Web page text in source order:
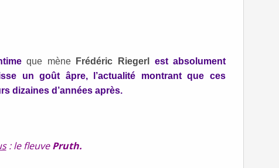
que mène Frédéric Riegerl
est absolument
un goût âpre, l’actualité montrant que ces
dizaines d’années après.
: le fleuvePruth.